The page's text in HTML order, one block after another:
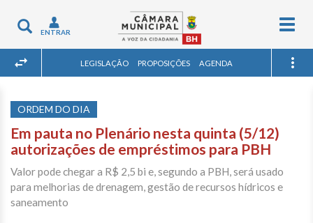
Toggle
navigation
ENTRAR
LEGISLAÇÃO PROPOSIÇÕES AGENDA
ORDEM DO DIA
Em pauta no Plenário nesta quinta (5/12)
autorizações de empréstimos para PBH
Valor pode chegar a R$ 2,5 bi e, segundo a PBH, será usado
para melhorias de drenagem, gestão de recursos hídricos e
saneamento